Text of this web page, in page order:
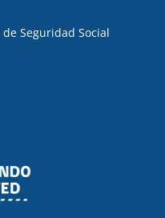
Seguridad Social